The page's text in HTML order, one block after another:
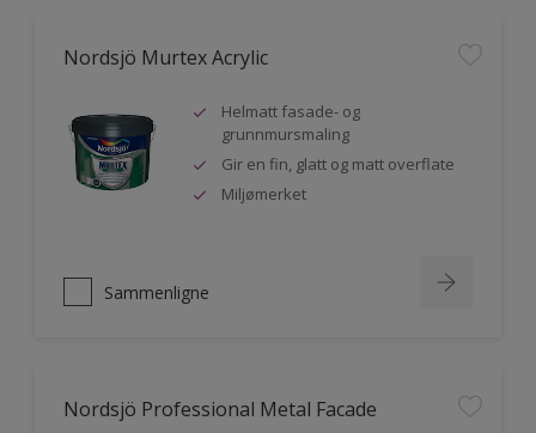
Nordsjö Murtex Acrylic
Helmatt fasade- og
grunnmursmaling
Gir en fin, glatt og matt overflate
Miljømerket
Sammenligne
Nordsjö Professional Metal Facade